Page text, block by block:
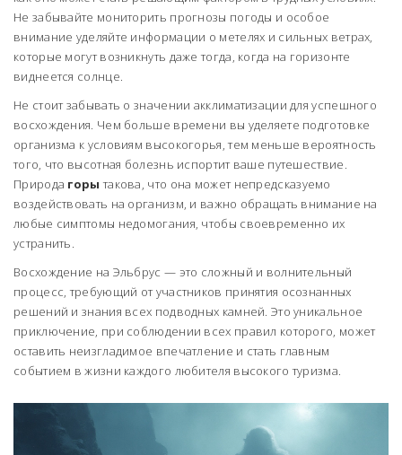
Не забывайте мониторить прогнозы погоды и особое
внимание уделяйте информации о метелях и сильных ветрах,
которые могут возникнуть даже тогда, когда на горизонте
виднеется солнце.
Не стоит забывать о значении акклиматизации для успешного
восхождения. Чем больше времени вы уделяете подготовке
организма к условиям высокогорья, тем меньше вероятность
того, что высотная болезнь испортит ваше путешествие.
Природа горы такова, что она может непредсказуемо
воздействовать на организм, и важно обращать внимание на
любые симптомы недомогания, чтобы своевременно их
устранить.
Восхождение на Эльбрус — это сложный и волнительный
процесс, требующий от участников принятия осознанных
решений и знания всех подводных камней. Это уникальное
приключение, при соблюдении всех правил которого, может
оставить неизгладимое впечатление и стать главным
событием в жизни каждого любителя высокого туризма.